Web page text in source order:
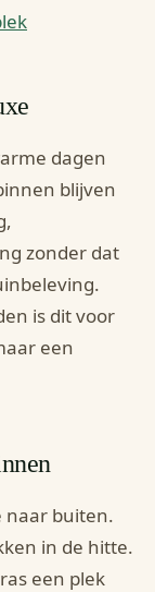
dagen
blijven
zonder dat
is dit voor
een
naar buiten.
in de hitte.
een plek